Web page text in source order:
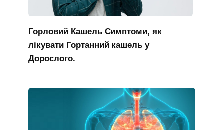
Горловий Кашель Симптоми, як
лікувати Гортанний кашель у
Дорослого.